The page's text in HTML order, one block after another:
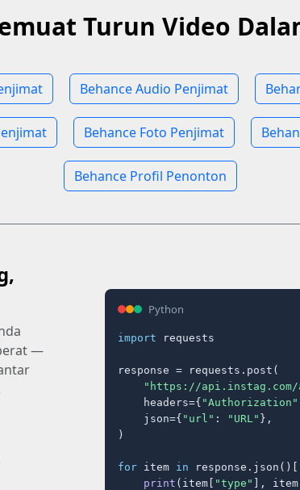
Turun Video
Behance Audio Penjimat
Behance Foto Penjimat
Behance Profil Penonton
—
Python
import requests
response = requests.post(
"https://api.instag.com/
    headers={
"Authorization"
    json={
"url" : "URL" },
)
for item in response.json()[
print (item[ "type" ],